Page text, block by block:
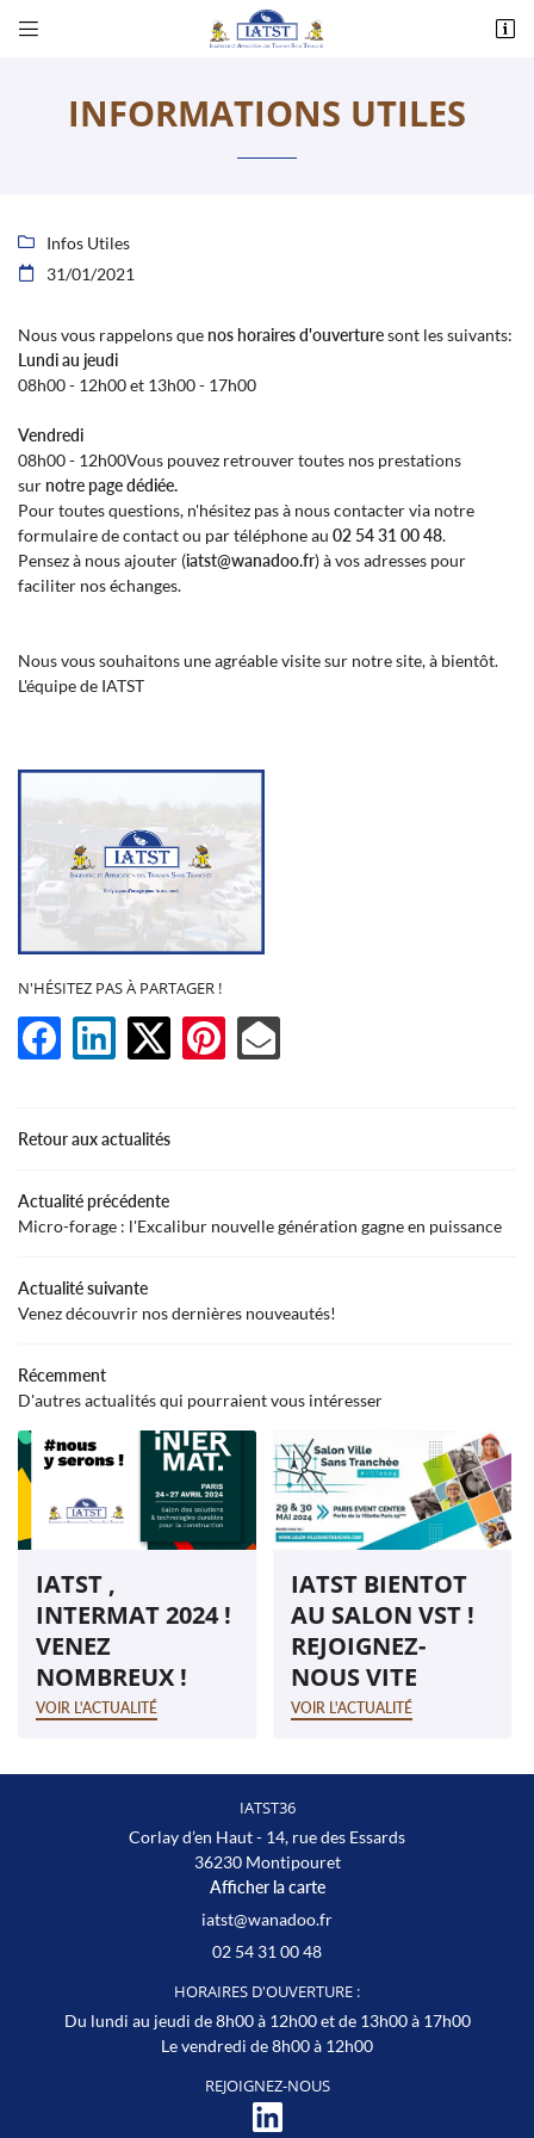

LANGUE
MATÉRIEL
D’EMPLOI
RÉALISATIONS
VIDÉOS
ACTUALITÉS
CONTACT

REJOIGNEZ-
Corlay d’en Haut - 14, rue des Essards
02 54 31 00 48
 Adresse email de réception
 Recopier le code ci-contre
 Rafraîchir le captcha
l'adresse email indiqué ci-dessus. Vous pouvez vous désinscrire à tout moment en
INFORMATIONS UTILES
 Infos Utiles
 31/01/2021
Nous vous rappelons que nos horaires d'ouverturesont les suivants:
Lundi au jeudi
08h00 - 12h00 et 13h00 - 17h00
Vendredi
08h00 - 12h00Vous pouvez retrouver toutes nos prestations
sur notre page dédiée.
Pour toutes questions, n'hésitez pas à nous contacter via notre
formulaire de contact ou par téléphone au 02 54 31 00 48.
Pensez à nous ajouter (iatst@wanadoo.fr) à vos adresses pour
faciliter nos échanges.
Nous vous souhaitons une agréable visite sur notre site, à bientôt.
L'équipe de IATST
N'HÉSITEZ PAS À PARTAGER !
Retour aux actualités
Actualité précédente
Micro-forage : l'Excalibur nouvelle génération gagne en puissance
Actualité suivante
Venez découvrir nos dernières nouveautés!
Récemment
D'autres actualités qui pourraient vous intéresser
IATST ,
INTERMAT 2024 !
VENEZ
NOMBREUX !
VOIR L'ACTUALITÉ
IATST BIENTOT
AU SALON VST !
REJOIGNEZ-
NOUS VITE
VOIR L'ACTUALITÉ
IATST36
Corlay d’en Haut - 14, rue des Essards
36230 Montipouret
Afficher la carte
02 54 31 00 48
HORAIRES D'OUVERTURE :
Du lundi au jeudi de 8h00 à 12h00 et de 13h00 à 17h00
Le vendredi de 8h00 à 12h00
REJOIGNEZ-NOUS